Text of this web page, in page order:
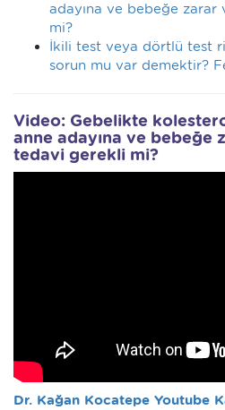
adayına ve bebeğe
mi?
İkili test veya dörtlü test
sorun mu var demektir?
Video: Gebelikte
anne adayına ve bebeğe
tedavi gerekli mi?
Dr. Kağan Kocatepe Youtube